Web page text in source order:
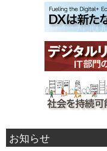
お知らせ